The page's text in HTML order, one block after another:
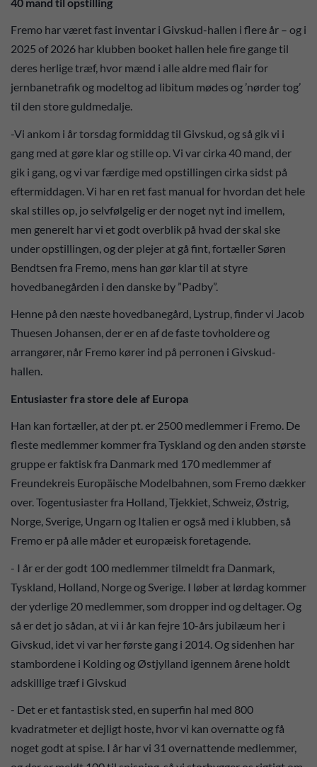
Fremo har været fast inventar i Givskud-hallen i flere år – og i
2025 of 2026 har klubben booket hallen hele fire gange til
deres herlige træf, hvor mænd i alle aldre med flair for
jernbanetrafik og modeltog ad libitum mødes og ’nørder tog’
til den store guldmedalje.
-Vi ankom i år torsdag formiddag til Givskud, og så gik vi i
gang med at gøre klar og stille op. Vi var cirka 40 mand, der
gik i gang, og vi var færdige med opstillingen cirka sidst på
eftermiddagen. Vi har en ret fast manual for hvordan det hele
skal stilles op, jo selvfølgelig er der noget nyt ind imellem,
men generelt har vi et godt overblik på hvad der skal ske
under opstillingen, og der plejer at gå fint, fortæller Søren
Bendtsen fra Fremo, mens han gør klar til at styre
hovedbanegården i den danske by ”Padby”.
Henne på den næste hovedbanegård, Lystrup, finder vi Jacob
Thuesen Johansen, der er en af de faste tovholdere og
arrangører, når Fremo kører ind på perronen i Givskud-
hallen.
Entusiaster fra store dele af Europa
Han kan fortæller, at der pt. er 2500 medlemmer i Fremo. De
fleste medlemmer kommer fra Tyskland og den anden største
gruppe er faktisk fra Danmark med 170 medlemmer af
Freundekreis Europäische Modelbahnen, som Fremo dækker
over. Togentusiaster fra Holland, Tjekkiet, Schweiz, Østrig,
Norge, Sverige, Ungarn og Italien er også med i klubben, så
Fremo er på alle måder et europæisk foretagende.
- I år er der godt 100 medlemmer tilmeldt fra Danmark,
Tyskland, Holland, Norge og Sverige. I løber at lørdag kommer
der yderlige 20 medlemmer, som dropper ind og deltager. Og
så er det jo sådan, at vi i år kan fejre 10-års jubilæum her i
Givskud, idet vi var her første gang i 2014. Og sidenhen har
stambordene i Kolding og Østjylland igennem årene holdt
adskillige træf i Givskud
- Det er et fantastisk sted, en superfin hal med 800
kvadratmeter et dejligt hoste, hvor vi kan overnatte og få
noget godt at spise. I år har vi 31 overnattende medlemmer,